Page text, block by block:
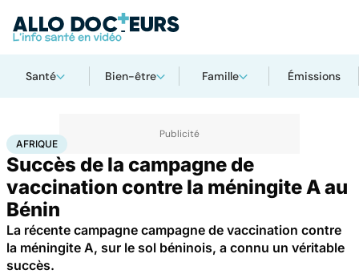
Santé Bien-être Famille Émissions
AccueilSanté Afrique
AFRIQUE
Succès de la campagne de
vaccination contre la méningite A au
Bénin
La récente campagne campagne de vaccination contre
la méningite A, sur le sol béninois, a connu un véritable
succès.